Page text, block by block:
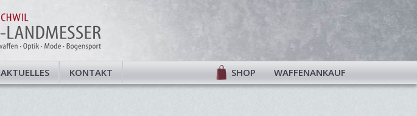
AKTUELLES KONTAKT SHOP WAFFENANKAUF